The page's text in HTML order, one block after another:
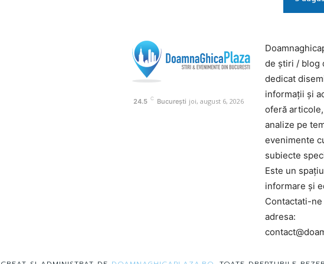
24.5 C București joi, august 6, 2026
de știri / blog
dedicat
informații și
oferă
analize pe
evenimente
subiecte
Este un
informare și
Contactati-
adresa: